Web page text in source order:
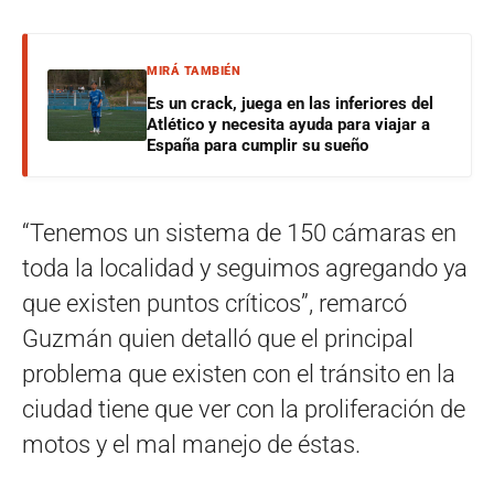
MIRÁ TAMBIÉN
Es un crack, juega en las inferiores del
Atlético y necesita ayuda para viajar a
España para cumplir su sueño
“Tenemos un sistema de 150 cámaras en
toda la localidad y seguimos agregando ya
que existen puntos críticos”, remarcó
Guzmán quien detalló que el principal
problema que existen con el tránsito en la
ciudad tiene que ver con la proliferación de
motos y el mal manejo de éstas.